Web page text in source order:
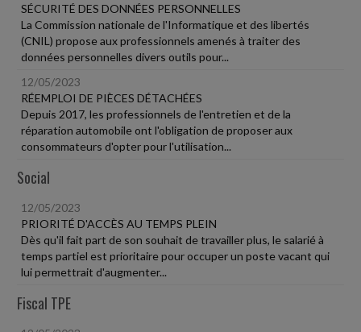
SÉCURITÉ DES DONNÉES PERSONNELLES
La Commission nationale de l'Informatique et des libertés
(CNIL) propose aux professionnels amenés à traiter des
données personnelles divers outils pour...
12/05/2023
RÉEMPLOI DE PIÈCES DÉTACHÉES
Depuis 2017, les professionnels de l'entretien et de la
réparation automobile ont l'obligation de proposer aux
consommateurs d'opter pour l'utilisation...
Social
12/05/2023
PRIORITÉ D'ACCÈS AU TEMPS PLEIN
Dès qu'il fait part de son souhait de travailler plus, le salarié à
temps partiel est prioritaire pour occuper un poste vacant qui
lui permettrait d'augmenter...
Fiscal TPE